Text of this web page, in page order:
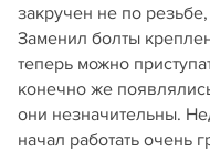
закручен не по
Заменил болты
теперь можно
конечно же
они незначительны.
начал работать очень